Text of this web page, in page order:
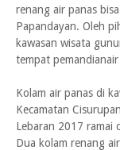
renang air panas
Papandayan. Oleh
kawasan wisata
tempat
Kolam air panas di
Kecamatan
Lebaran 2017 ramai
Dua kolam renang